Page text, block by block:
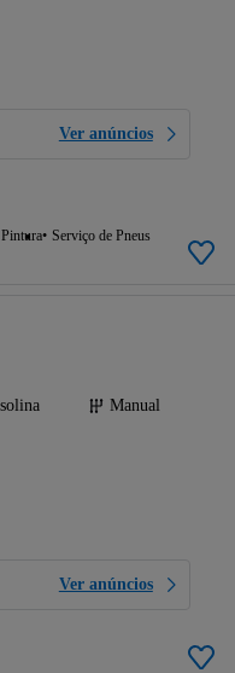
Ver anúncios
Serviço de Pneus
Manual
Ver anúncios